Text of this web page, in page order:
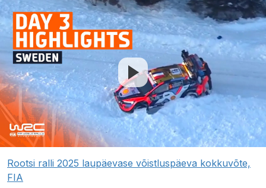
Rootsi ralli 2025 laupäevase võistluspäeva kokkuvõte,
FIA